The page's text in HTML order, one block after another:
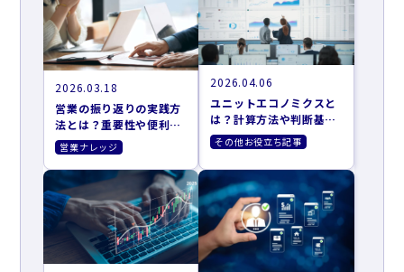
2026.03.18
営業の振り返りの実践方
法とは？重要性や便利な
フレームワークも解説
営業ナレッジ
2026.04.06
ユニットエコノミクスと
は？計算方法や判断基
準、改善施策まで解説
その他お役立ち記事